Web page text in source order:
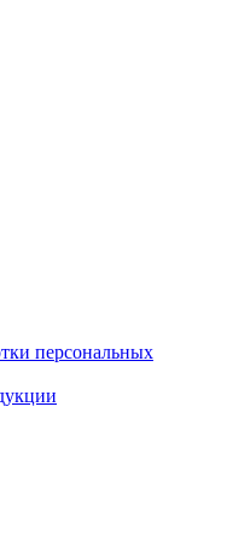
персональных